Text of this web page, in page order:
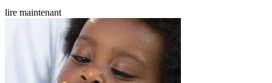
lire maintenant